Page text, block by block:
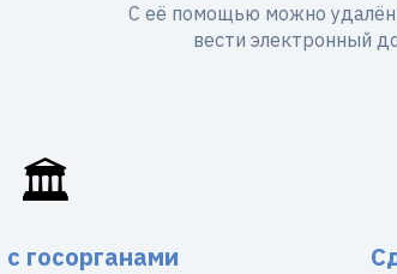
С её помощью можно
вести электронный
🏛️
госорганами